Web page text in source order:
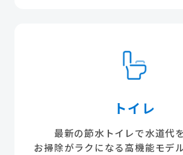
トイレ
最新の節水トイレで水道代を
お掃除がラクになる高機能モデ